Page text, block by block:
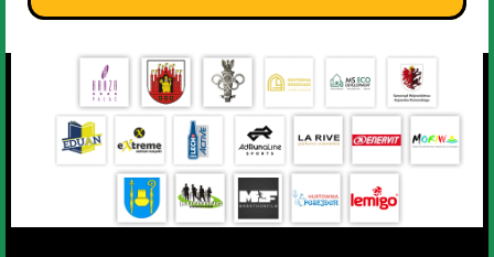
© 2026 Półmaraton Grudziądz